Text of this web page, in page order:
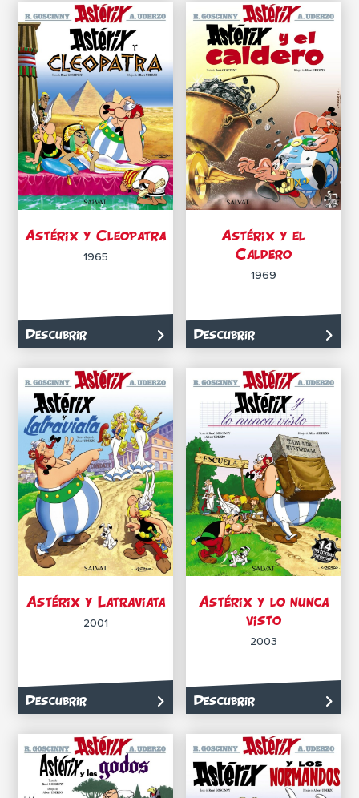
Astérix y Cleopatra
1965
Descubrir
Astérix y el
Caldero
1969
Descubrir
Astérix y Latraviata
2001
Descubrir
Astérix y lo nunca
visto
2003
Descubrir